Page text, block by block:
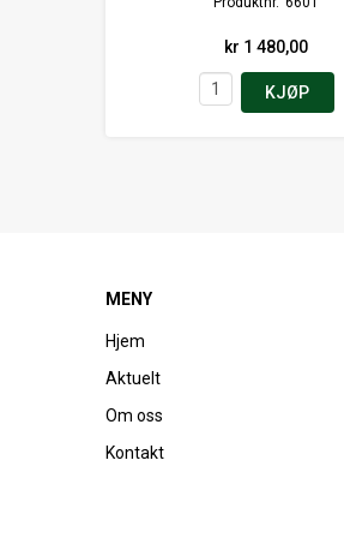
kr 1 480,00
KJØP
MENY
Hjem
Aktuelt
Om oss
Kontakt